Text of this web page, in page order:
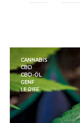
CANNABIS
CBD
CBD-ÖL
GENF
LE RIFF